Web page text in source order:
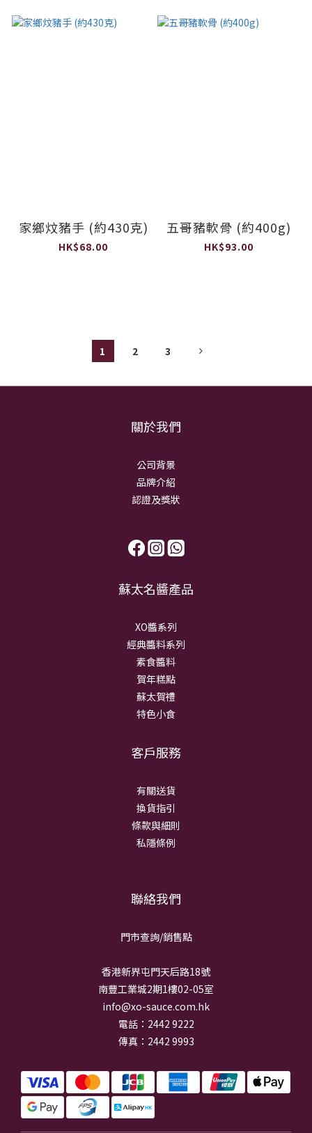
家鄉炆豬手 (約430克)
HK$68.00
五哥豬軟骨 (約400g)
HK$93.00
1 2 3
關於我們
公司背景
品牌介紹
認證及獎狀
蘇太名醬產品
XO醬系列
經典醬料系列
素食醬料
賀年糕點
蘇太賀禮
特色小食
客戶服務
有關送貨
換貨指引
條款與細則
私隱條例
聯絡我們
門市查詢/銷售點
香港新界屯門天后路18號
南豐工業城2期1樓02-05室
info@xo-sauce.com.hk
電話：2442 9222
傳真：2442 9993